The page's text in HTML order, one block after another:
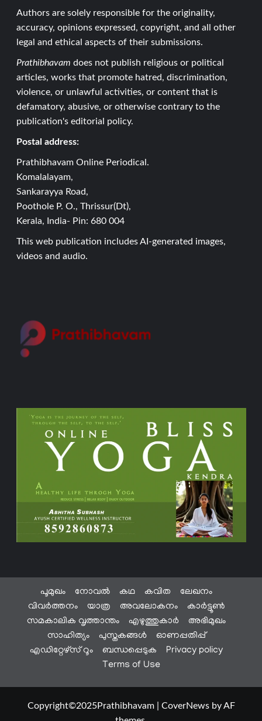
Authors are solely responsible for the originality,
accuracy, opinions expressed, copyright, and all other
legal and ethical aspects of their submissions.
Prathibhavam does not publish religious or political
articles, works that promote hatred, discrimination,
violence, or unlawful activities, or content that is
defamatory, abusive, or otherwise contrary to the
publication's editorial policy.
Postal address:
Prathibhavam Online Periodical.
Komalalayam,
Sankarayya Road,
Poothole P. O., Thrissur(Dt),
Kerala, India- Pin: 680 004
This web publication includes AI-generated images,
videos and audio.
പൂമുഖം നോവൽ കഥ കവിത
ലേഖനം
വിവർത്തനം
യാത്ര അവലോകനം
കാർട്ടൂൺ
സമകാലിക വൃത്താന്തം
എഴുത്തുകാർ
അഭിമുഖം
സാഹിത്യം
പുസ്തകങ്ങൾ
ഓണപ്പതിപ്പ്
എഡിറ്റേഴ്സ് റൂം
ബന്ധപ്പെടുക
Privacy policy
Terms of Use
Copyright©2025Prathibhavam CoverNewsby AF